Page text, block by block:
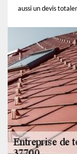
aussi un devis